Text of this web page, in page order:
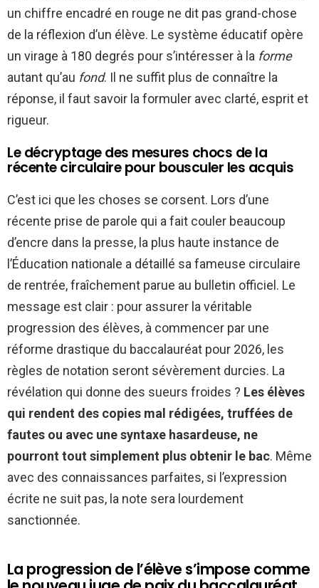
un chiffre encadré en rouge ne dit pas grand-chose
de la réflexion d’un élève. Le système éducatif opère
un virage à 180 degrés pour s’intéresser à la forme
autant qu’au fond. Il ne suffit plus de connaître la
réponse, il faut savoir la formuler avec clarté, esprit et
rigueur.
Le décryptage des mesures chocs de la
récente circulaire pour bousculer les acquis
C’est ici que les choses se corsent. Lors d’une
récente prise de parole qui a fait couler beaucoup
d’encre dans la presse, la plus haute instance de
l’Éducation nationale a détaillé sa fameuse circulaire
de rentrée, fraîchement parue au bulletin officiel. Le
message est clair : pour assurer la véritable
progression des élèves, à commencer par une
réforme drastique du baccalauréat pour 2026, les
règles de notation seront sévèrement durcies. La
révélation qui donne des sueurs froides ? Les élèves
qui rendent des copies mal rédigées, truffées de
fautes ou avec une syntaxe hasardeuse, ne
pourront tout simplement plus obtenir le bac. Même
avec des connaissances parfaites, si l’expression
écrite ne suit pas, la note sera lourdement
sanctionnée.
La progression de l’élève s’impose comme